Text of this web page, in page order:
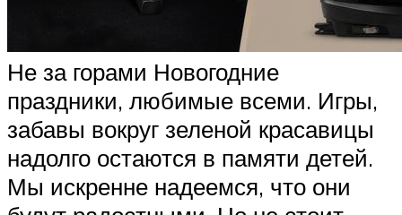
Не за горами Новогодние
праздники, любимые всеми. Игры,
забавы вокруг зеленой красавицы
надолго остаются в памяти детей.
Мы искренне надеемся, что они